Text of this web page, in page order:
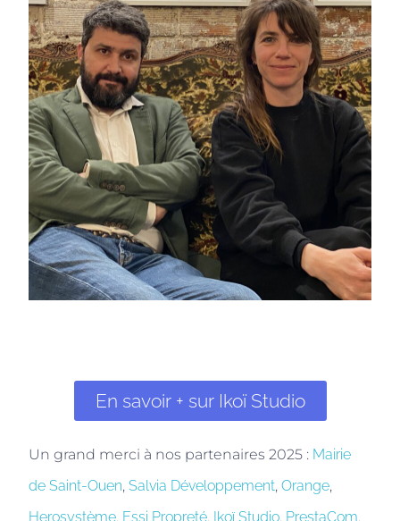
En savoir + sur Ikoï Studio
Un grand merci à nos partenaires 2025 : Mairie
de Saint-Ouen,Salvia Développement,Orange,
Herosystème, Essi Propreté, Ikoï Studio, PrestaCom,